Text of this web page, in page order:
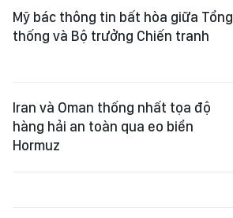
Mỹ bác thông tin bất hòa giữa Tổng
thống và Bộ trưởng Chiến tranh
Iran và Oman thống nhất tọa độ
hàng hải an toàn qua eo biển
Hormuz